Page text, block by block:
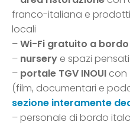
franco-italiana e
locali
–Wi-Fi gratuito a bordo
– nursery e spazi
– portale TGV INOUI con
(film, documentari e
sezione interamente
– personale di bordo